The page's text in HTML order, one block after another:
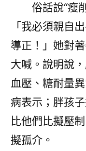
俗話說“瘦削
「我必須親自
導正！」她對
大喊。說明說
血壓、糖耐量
病表示；胖孩
比他們比擬壓
擬孤介。